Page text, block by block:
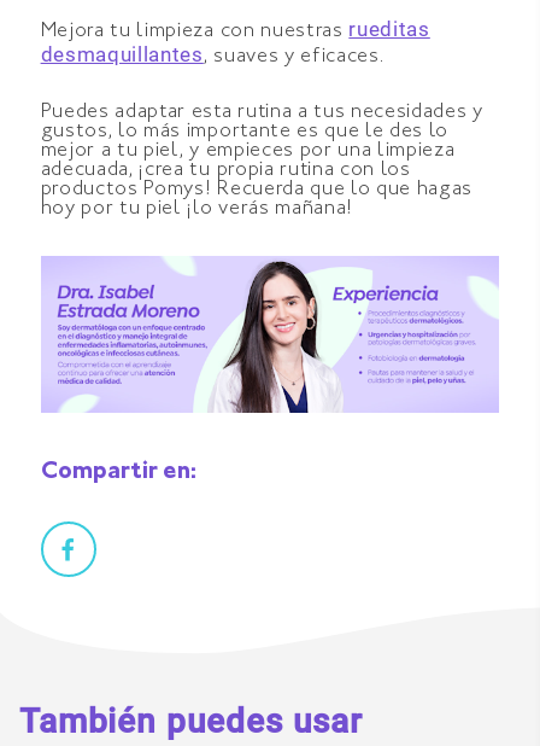
Mejora tu limpieza con nuestras rueditas
desmaquillantes , suaves y eficaces.
Puedes adaptar esta rutina a tus necesidades y
gustos, lo más importante es que le des lo
mejor a tu piel, y empieces por una limpieza
adecuada, ¡crea tu propia rutina con los
productos Pomys! Recuerda que lo que hagas
hoy por tu piel ¡lo verás mañana!
Compartir en:
También puedes usar